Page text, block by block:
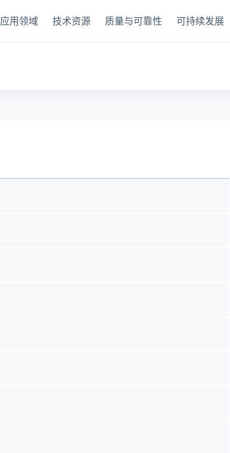
应用领域 技术资源 质量与可靠性 可持续发展